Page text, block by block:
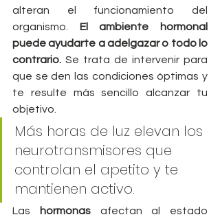
alteran el funcionamiento del
organismo. El ambiente hormonal
puede ayudarte a adelgazar o todo lo
contrario. Se trata de intervenir para
que se den las condiciones óptimas y
te resulte más sencillo alcanzar tu
objetivo.
Más horas de luz elevan los
neurotransmisores que
controlan el apetito y te
mantienen activo.
Las hormonas afectan al estado